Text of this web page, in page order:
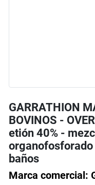
GARRATHION
BOVINOS -
etión 40% -
baños
Marca comercial: